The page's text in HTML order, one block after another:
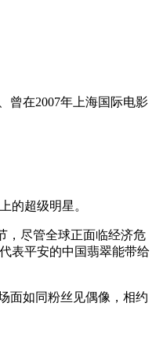
曾在2007年上海国际电影
的超级明星。
，尽管全球正面临经济危
表平安的中国翡翠能带给
面如同粉丝见偶像，相约